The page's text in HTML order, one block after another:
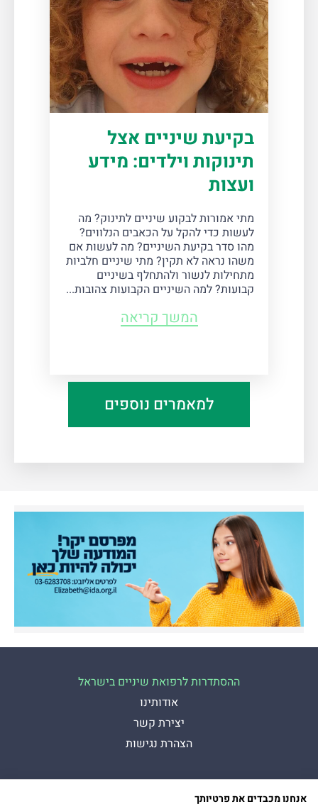
בקיעת שיניים אצל
תינוקות וילדים: מידע
ועצות
מתי אמורות לבקוע שיניים לתינוק? מה
לעשות כדי להקל על הכאבים הנלווים?
מהו סדר בקיעת השיניים? מה לעשות אם
משהו נראה לא תקין? מתי שיניים חלביות
מתחילות לנשור ולהתחלף בשיניים
קבועות? למה השיניים הקבועות צהובות...
המשך קריאה
למאמרים נוספים
ההסתדרות לרפואת שיניים בישראל
אודותינו
יצירת קשר
הצהרת נגישות
כל הזכויות שמורות להסתדרות לרפואת שיניים בישראל
כיכר דיזנגוף 9, תל אביב יפו
Presman תדמית
אנחנו מכבדים את פרטיותך